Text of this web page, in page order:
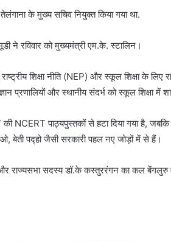
के मुख्य सचिव नियुक्त किया गया था.
ने रविवार को मुख्यमंत्री एम.के. स्टालिन।
शिक्षा नीति (NEP) और स्कूल शिक्षा के
प्रणालियों और स्थानीय संदर्भ को स्कूल शिक्षा में
NCERT पाठ्यपुस्तकों से हटा दिया गया है, जबकि
बेती पद्हो जैसी सरकारी पहल नए जोड़ों में से हैं।
और राज्यसभा सदस्य डॉ.के कस्तुररंगन का कल